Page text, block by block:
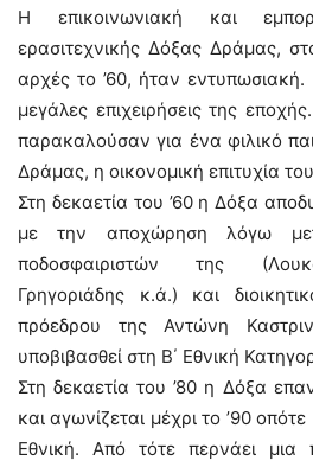
Η επικοινωνιακή και
ερασιτεχνικής Δόξας Δράμας,
αρχές το ’60, ήταν εντυπωσιακή.
μεγάλες επιχειρήσεις της
παρακαλούσαν για ένα φιλικό
Δράμας, η οικονομική επιτυχία
Στη δεκαετία του ’60 η Δόξα
με την αποχώρηση λόγω
ποδοσφαιριστών της
Γρηγοριάδης κ.ά.) και
πρόεδρου της Αντώνη
υποβιβασθεί στη Β΄ Εθνική
Στη δεκαετία του ’80 η Δόξα
και αγωνίζεται μέχρι το ’90
Εθνική. Από τότε περνάει μια